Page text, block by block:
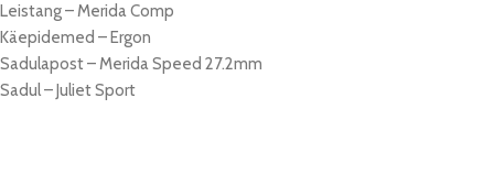
Leistang – Merida Comp
Käepidemed – Ergon
Sadulapost – Merida Speed 27.2mm
Sadul – Juliet Sport